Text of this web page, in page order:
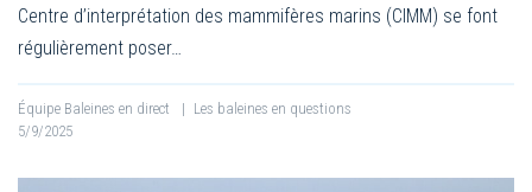
Centre d’interprétation des mammifères marins (CIMM) se font
régulièrement poser…
Équipe Baleines en direct | Les baleines en questions
5/9/2025